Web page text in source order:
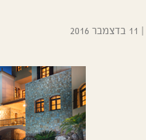
11 בדצמבר 2016